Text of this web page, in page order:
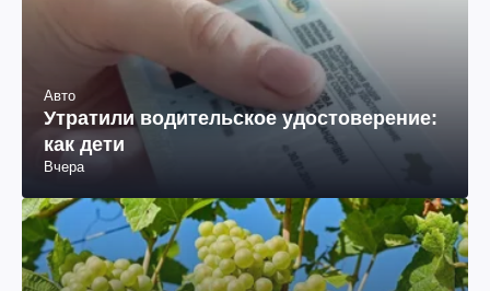
Авто
Утратили водительское удостоверение:
как дети
Вчера